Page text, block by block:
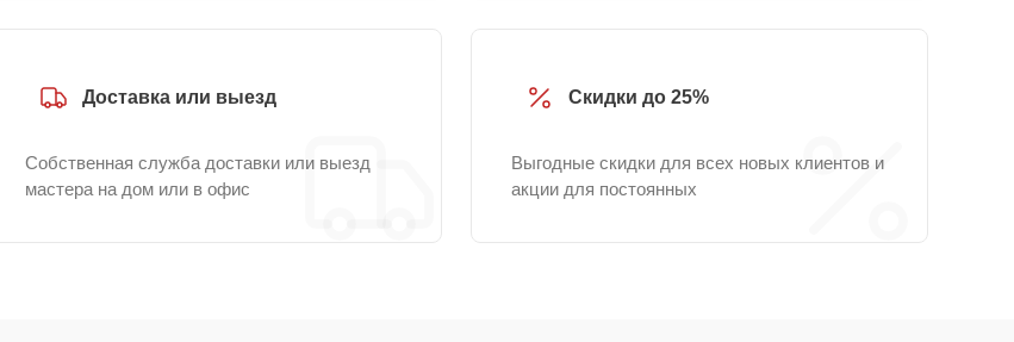
Доставка или выезд
Собственная служба доставки или выезд
мастера на дом или в офис
Скидки до 25%
Выгодные скидки для всех новых клиентов и
акции для постоянных